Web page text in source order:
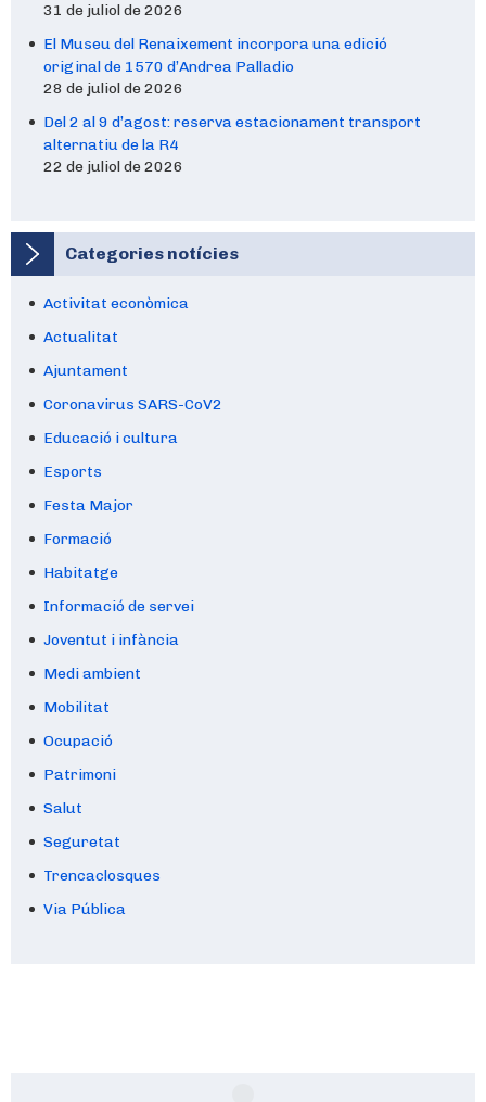
31 de juliol de 2026
El Museu del Renaixement incorpora una edició
original de 1570 d’Andrea Palladio
28 de juliol de 2026
Del 2 al 9 d’agost: reserva estacionament transport
alternatiu de la R4
22 de juliol de 2026
Categories notícies
Activitat econòmica
Actualitat
Ajuntament
Coronavirus SARS-CoV2
Educació i cultura
Esports
Festa Major
Formació
Habitatge
Informació de servei
Joventut i infància
Medi ambient
Mobilitat
Ocupació
Patrimoni
Salut
Seguretat
Trencaclosques
Via Pública